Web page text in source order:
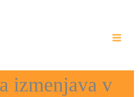
izmenjava v